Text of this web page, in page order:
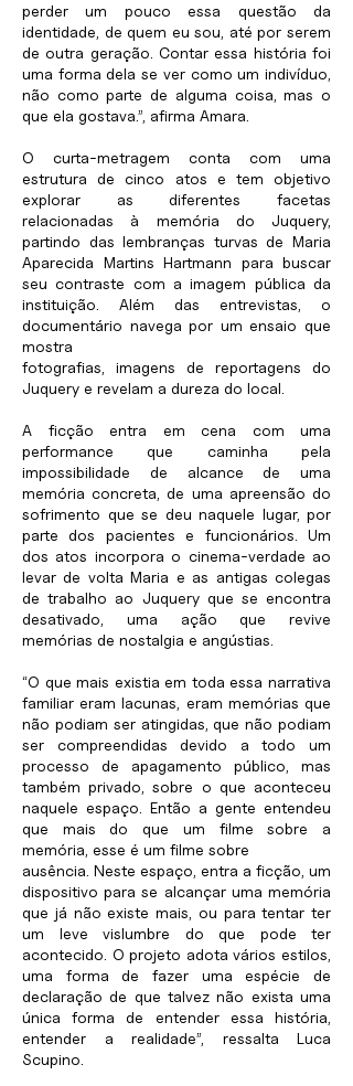
perder um pouco essa questão da
identidade, de quem eu sou, até por serem
de outra geração. Contar essa história foi
uma forma dela se ver como um indivíduo,
não como parte de alguma coisa, mas o
que ela gostava.”, afirma Amara.
O curta-metragem conta com uma
estrutura de cinco atos e tem objetivo
explorar as diferentes facetas
relacionadas à memória do Juquery,
partindo das lembranças turvas de Maria
Aparecida Martins Hartmann para buscar
seu contraste com a imagem pública da
instituição. Além das entrevistas, o
documentário navega por um ensaio que
mostra
fotografias, imagens de reportagens do
Juquery e revelam a dureza do local.
A ficção entra em cena com uma
performance que caminha pela
impossibilidade de alcance de uma
memória concreta, de uma apreensão do
sofrimento que se deu naquele lugar, por
parte dos pacientes e funcionários. Um
dos atos incorpora o cinema-verdade ao
levar de volta Maria e as antigas colegas
de trabalho ao Juquery que se encontra
desativado, uma ação que revive
memórias de nostalgia e angústias.
“O que mais existia em toda essa narrativa
familiar eram lacunas, eram memórias que
não podiam ser atingidas, que não podiam
ser compreendidas devido a todo um
processo de apagamento público, mas
também privado, sobre o que aconteceu
naquele espaço. Então a gente entendeu
que mais do que um filme sobre a
memória, esse é um filme sobre
ausência. Neste espaço, entra a ficção, um
dispositivo para se alcançar uma memória
que já não existe mais, ou para tentar ter
um leve vislumbre do que pode ter
acontecido. O projeto adota vários estilos,
uma forma de fazer uma espécie de
declaração de que talvez não exista uma
única forma de entender essa história,
entender a realidade”, ressalta Luca
Scupino.